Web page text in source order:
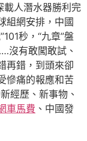
載人潛水器勝利完
組網安排，中國
秒，“九章”盤
沒有敢闖敢試、
再錯，到頭來卻
慘痛的報應和苦
經歷、新事物、
車馬費 、中國發